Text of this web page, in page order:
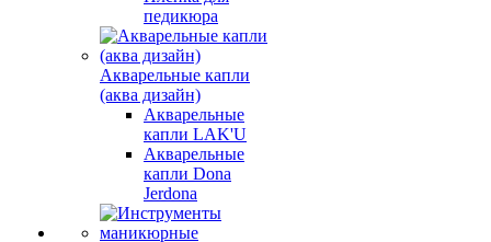
педикюра
Акварельные капли
(аква дизайн)
Акварельные
капли LAK'U
Акварельные
капли Dona
Jerdona